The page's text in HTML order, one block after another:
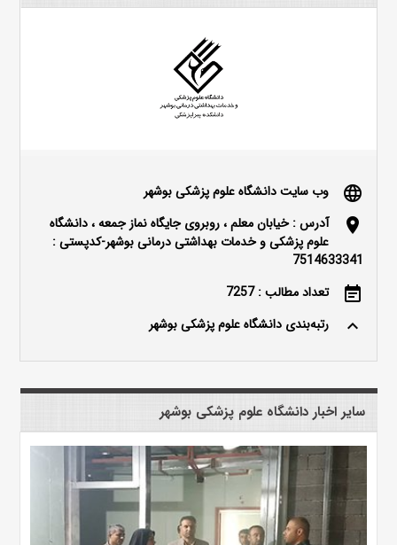
language وب سایت دانشگاه علوم پزشکی بوشهر
location_on
آدرس : خیابان معلم ، روبروی جایگاه نماز جمعه ، دانشگاه
علوم پزشکی و خدمات بهداشتی درمانی بوشهر-کدپستی :
7514633341
event_note تعداد مطالب : 7257
keyboard_arrow_up رتبه‌بندی دانشگاه علوم پزشکی بوشهر
سایر اخبار دانشگاه علوم پزشکی بوشهر